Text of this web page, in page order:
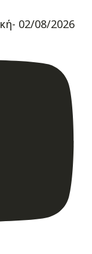
02/08/2026